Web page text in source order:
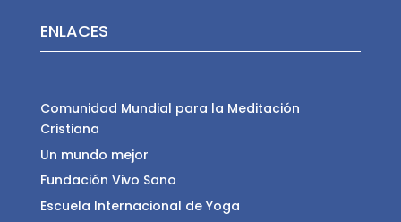
ENLACES
Comunidad Mundial para la Meditación
Cristiana
Un mundo mejor
Fundación Vivo Sano
Escuela Internacional de Yoga